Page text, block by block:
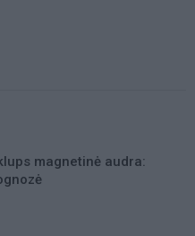
magnetinė audra: